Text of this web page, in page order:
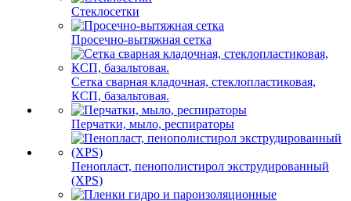
Стеклосетки
Просечно-вытяжная сетка
Сетка сварная кладочная, стеклопластиковая,
КСП, базальтовая.
Перчатки, мыло, респираторы
Пенопласт, пенополистирол экструдированный
(XPS)